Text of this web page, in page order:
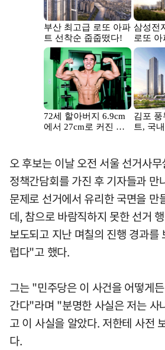
오 후보는 이날 오전 서울 선거사
정책간담회를 가진 후 기자들과
문제로 선거에서 유리한 국면을 만
데, 참으로 바람직하지 못한 선거
보도되고 지난 며칠의 진행 경과를
럽다"고 했다.
그는 "민주당은 이 사건을 어떻게
간다"라며 "분명한 사실은 저는 사
고 이 사실을 알았다. 저한테 사전
다.